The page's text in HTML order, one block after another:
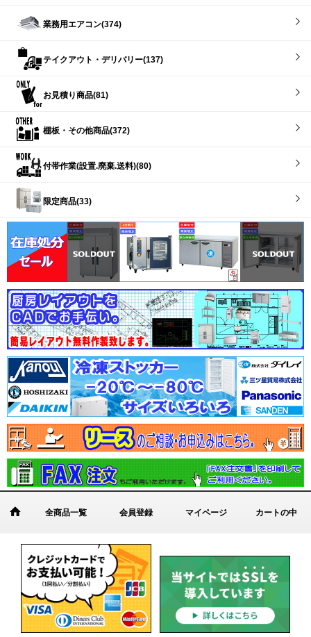
業務用エアコン(374)
テイクアウト・デリバリー(137)
お見積り商品(81)
棚板・その他商品(372)
付帯作業(設置.廃棄.送料)(80)
限定商品(33)
全商品一覧 会員登録 マイページ カートの中